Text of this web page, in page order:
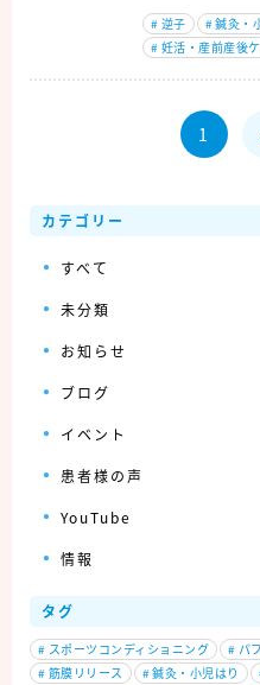
# 逆子 #鍼灸・
# 妊活・産前産後
1
カテゴリー
すべて
未分類
お知らせ
ブログ
イベント
患者様の声
YouTube
情報
タグ
# スポーツコンディショニング # パ
# 筋膜リリース #鍼灸・小児はり